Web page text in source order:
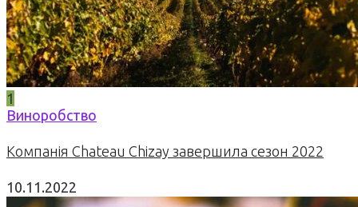
1
Виноробство
Компанія Chateau Chizay завершила сезон 2022
10.11.2022